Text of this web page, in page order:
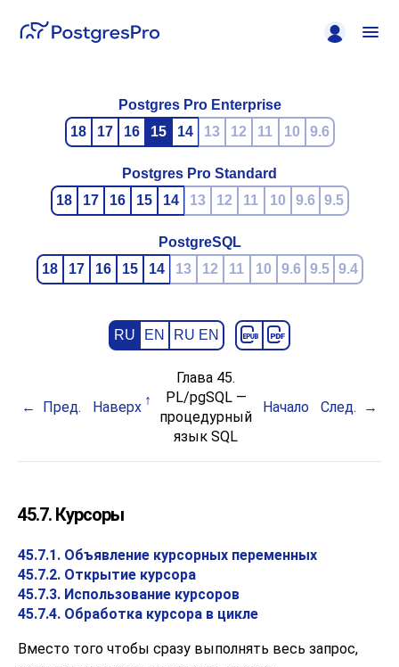
Postgres Pro Enterprise
18
17 16 15 14 13 12 11 10 9.6
Postgres Pro Standard
18
17 16 15 14 13 12 11 10 9.6 9.5
PostgreSQL
18
17 16 15 14 13 12 11 10 9.6 9.5 9.4
RU EN RU EN
Пред. Наверх
Глава 45.
PL/pgSQL—
процедурный
язык SQL
Начало След.
45.7. Курсоры
45.7.1. Объявление курсорных переменных
45.7.2. Открытие курсора
45.7.3. Использование курсоров
45.7.4. Обработка курсора в цикле
Вместо того чтобы сразу выполнять весь запрос,